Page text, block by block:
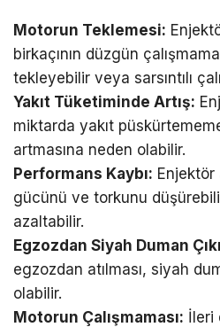
Motorun Teklemesi:
birkaçının düzgün
tekleyebilir veya sarsıntılı
Yakıt Tüketiminde Artış:
miktarda yakıt
artmasına neden olabilir.
Performans Kaybı: Enjektör
gücünü ve torkunu
azaltabilir.
Egzozdan Siyah Duman
egzozdan atılması, siyah
olabilir.
Motorun Çalışmaması: İleri